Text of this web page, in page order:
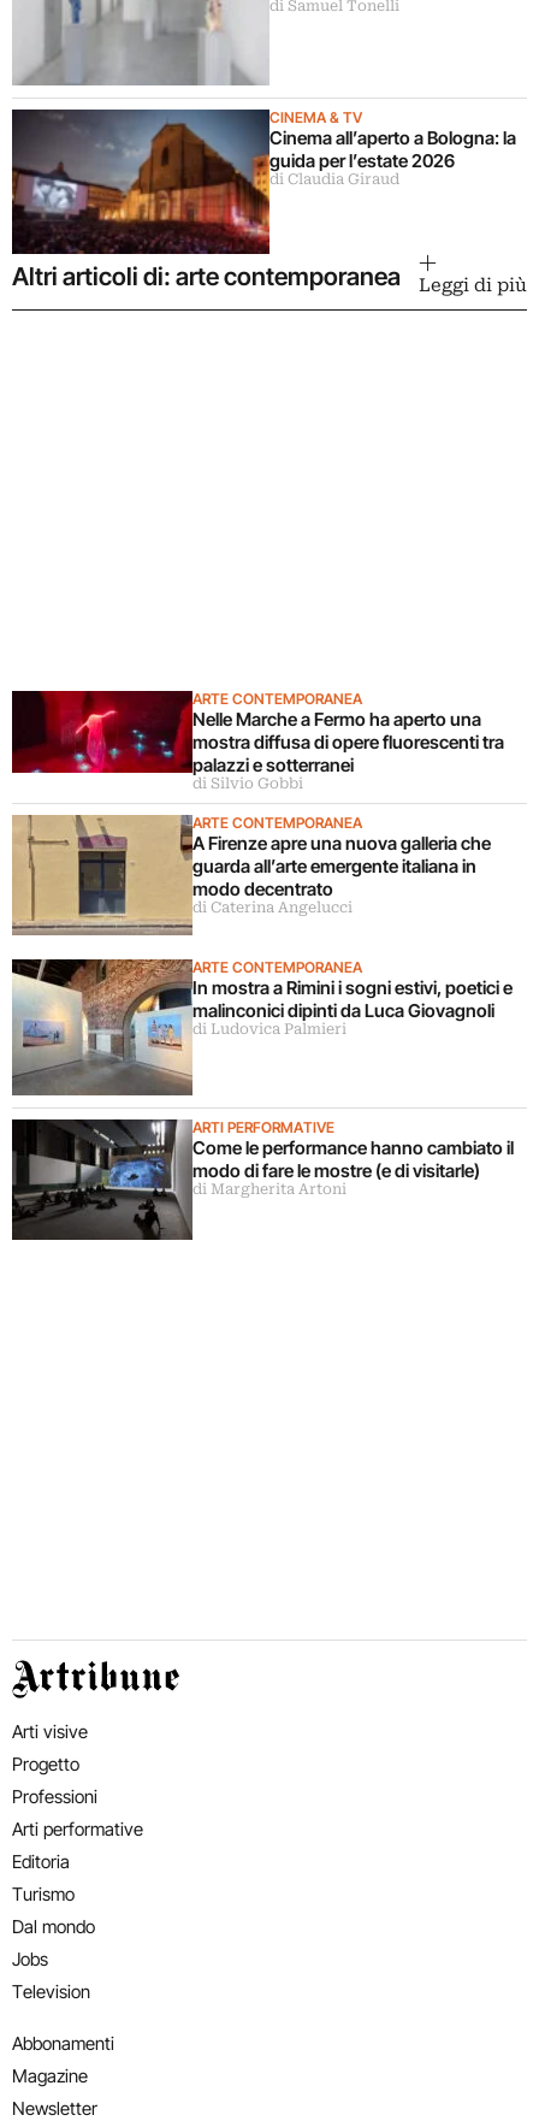
sculture
di Samuel Tonelli
CINEMA & TV
Cinema all’aperto a Bologna: la
guida per l’estate 2026
di Claudia Giraud
Altri articoli di: arte contemporanea Leggi di più
ARTE CONTEMPORANEA
Nelle Marche a Fermo ha aperto una
mostra diffusa di opere fluorescenti tra
palazzi e sotterranei
di Silvio Gobbi
ARTE CONTEMPORANEA
A Firenze apre una nuova galleria che
guarda all’arte emergente italiana in
modo decentrato
di Caterina Angelucci
ARTE CONTEMPORANEA
In mostra a Rimini i sogni estivi, poetici e
malinconici dipinti da Luca Giovagnoli
di Ludovica Palmieri
ARTI PERFORMATIVE
Come le performance hanno cambiato il
modo di fare le mostre (e di visitarle)
di Margherita Artoni
Artribune
Arti visive
Progetto
Professioni
Arti performative
Editoria
Turismo
Dal mondo
Jobs
Television
Abbonamenti
Magazine
Newsletter